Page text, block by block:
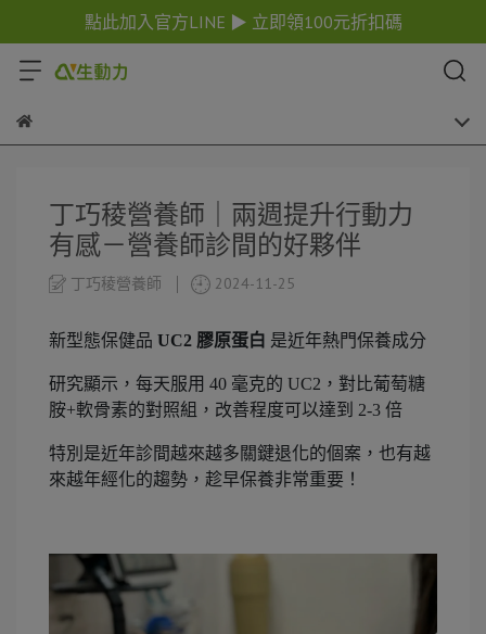
點此加入官方LINE ▶ 立即領100元折扣碼
丁巧稜營養師｜兩週提升行動力
有感－營養師診間的好夥伴
丁巧稜營養師 2024-11-25
新型態保健品 UC2 膠原蛋白 是近年熱門保養成分
研究顯示，每天服用 40 毫克的 UC2，對比葡萄糖
胺+軟骨素的對照組，改善程度可以達到 2-3 倍
特別是近年診間越來越多關鍵退化的個案，也有越
來越年經化的趨勢，趁早保養非常重要！